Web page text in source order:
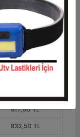
Toplam Tutar
750,00 TL
817,50 TL
832,50 TL